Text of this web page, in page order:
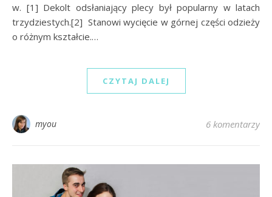
w. [1] Dekolt odsłaniający plecy był popularny w latach
trzydziestych.[2] Stanowi wycięcie w górnej części odzieży
o różnym kształcie.…
CZYTAJ DALEJ
myou 6 komentarzy